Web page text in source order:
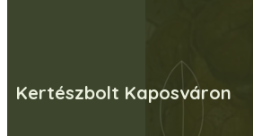
Kertészbolt Kaposváron